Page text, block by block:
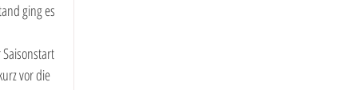
ging es
vor die